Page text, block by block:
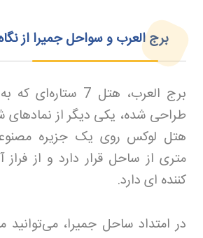
برج العرب و سواحل جمیرا از
برج العرب، هتل 7
طراحی شده، یکی دیگر از
متری از ساحل قرار دارد و از
کننده‌ ای دارد.
در امتداد ساحل جمیرا،